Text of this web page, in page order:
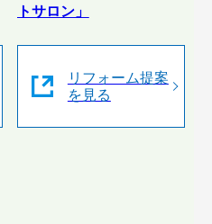
トサロン」
リフォーム提案
を見る